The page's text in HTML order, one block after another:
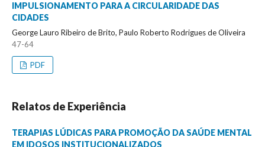
IMPULSIONAMENTO PARA A CIRCULARIDADE DAS
CIDADES
George Lauro Ribeiro de Brito, Paulo Roberto Rodrigues de Oliveira
47-64
PDF
Relatos de Experiência
TERAPIAS LÚDICAS PARA PROMOÇÃO DA SAÚDE MENTAL
EM IDOSOS INSTITUCIONALIZADOS